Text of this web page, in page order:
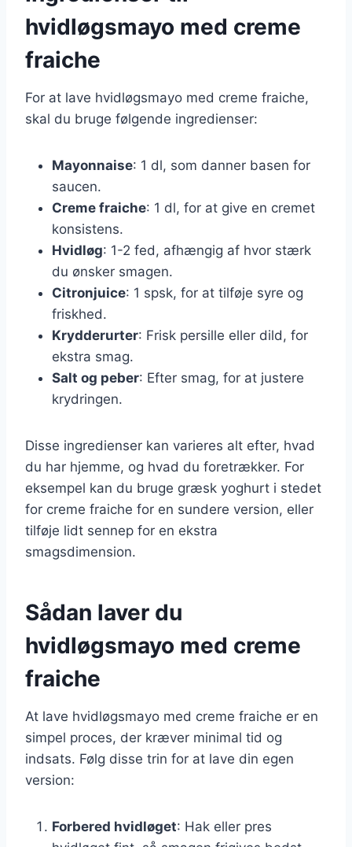
hvidløgsmayo med creme
fraiche
For at lave hvidløgsmayo med creme fraiche,
skal du bruge følgende ingredienser:
Mayonnaise: 1 dl, som danner basen for
saucen.
Creme fraiche: 1 dl, for at give en cremet
konsistens.
Hvidløg: 1-2 fed, afhængig af hvor stærk
du ønsker smagen.
Citronjuice: 1 spsk, for at tilføje syre og
friskhed.
Krydderurter: Frisk persille eller dild, for
ekstra smag.
Salt og peber: Efter smag, for at justere
krydringen.
Disse ingredienser kan varieres alt efter, hvad
du har hjemme, og hvad du foretrækker. For
eksempel kan du bruge græsk yoghurt i stedet
for creme fraiche for en sundere version, eller
tilføje lidt sennep for en ekstra
smagsdimension.
Sådan laver du
hvidløgsmayo med creme
fraiche
At lave hvidløgsmayo med creme fraiche er en
simpel proces, der kræver minimal tid og
indsats. Følg disse trin for at lave din egen
version:
Forbered hvidløget: Hak eller pres